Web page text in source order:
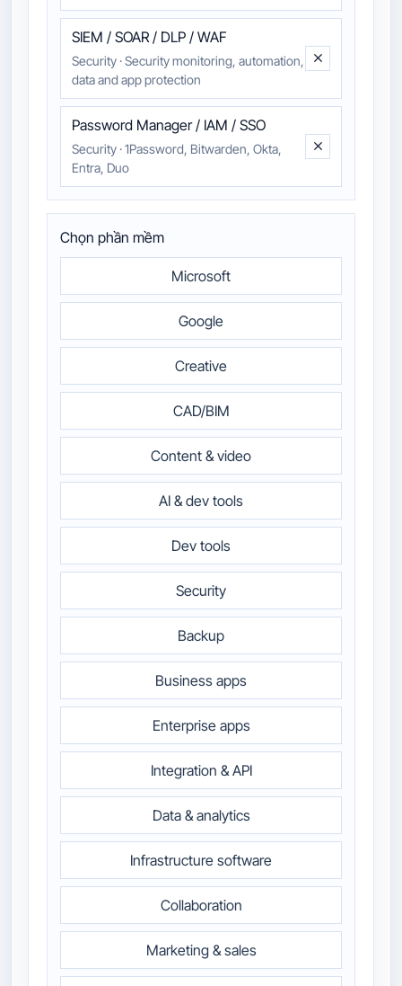
SIEM / SOAR / DLP / WAF
Security ·Security monitoring, automation,
data and app protection
Password Manager / IAM / SSO
Security ·1Password, Bitwarden, Okta,
Entra, Duo
Chọn phần mềm
Microsoft
Google
Creative
CAD/BIM
Content & video
AI & dev tools
Dev tools
Security
Backup
Business apps
Enterprise apps
Integration & API
Data & analytics
Infrastructure software
Collaboration
Marketing & sales